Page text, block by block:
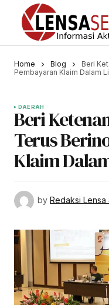
Home Blog
Beri
Pembayaran Klaim Dalam
DAERAH
Beri
Terus
Klaim
by Redaksi Lensa